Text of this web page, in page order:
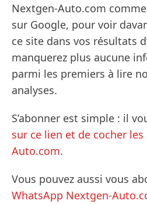
Nextgen-Auto.com
sur Google, pour voir
ce site dans vos résultats
manquerez plus aucune
parmi les premiers à lire
analyses.
S’abonner est simple : il
sur ce lien et de cocher
Auto.com.
Vous pouvez aussi vous
WhatsApp Nextgen-